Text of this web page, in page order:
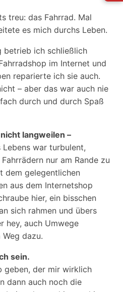
treu: das Fahrrad. Mal
es mich durchs Leben.
betrieb ich schließlich
im Internet und
reparierte ich sie auch.
– aber das war auch nie
durch und durch Spaß
langweilen –
war turbulent,
nur am Rande zu
dem gelegentlichen
aus dem Internetshop
hier, ein bisschen
sich rahmen und übers
hey, auch Umwege
dazu.
sein.
geben, der mir wirklich
dann auch noch die